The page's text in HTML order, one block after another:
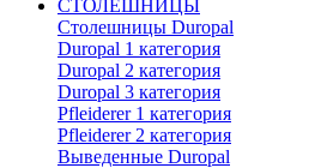
СТОЛЕШНИЦЫ
Столешницы Duropal
Duropal 1 категория
Duropal 2 категория
Duropal 3 категория
Pfleiderer 1 категория
Pfleiderer 2 категория
Выведенные Duropal